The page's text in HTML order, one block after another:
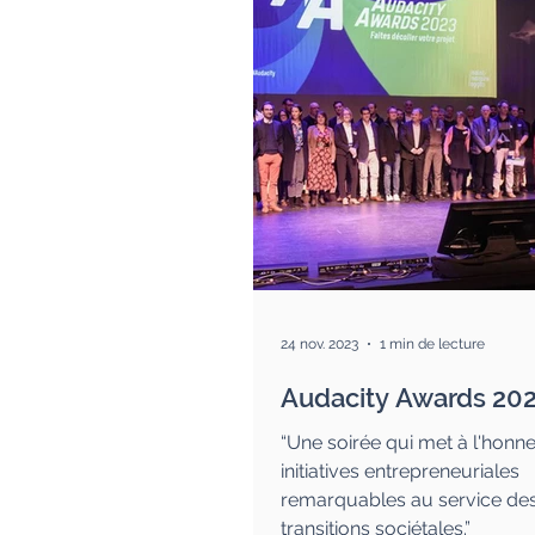
Audacity Awards
“Une soirée qui met à
initiatives entrepreneuriales
remarquables au service
transitions sociétales.”
24 nov. 2023 1 min de lecture